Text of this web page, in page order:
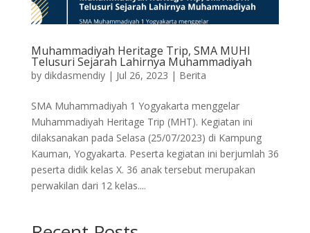
Muhammadiyah Heritage Trip, SMA MUHI
Telusuri Sejarah Lahirnya Muhammadiyah
by dikdasmendiy| Jul 26, 2023 | Berita
SMA Muhammadiyah 1 Yogyakarta menggelar
Muhammadiyah Heritage Trip (MHT). Kegiatan ini
dilaksanakan pada Selasa (25/07/2023) di Kampung
Kauman, Yogyakarta. Peserta kegiatan ini berjumlah 36
peserta didik kelas X. 36 anak tersebut merupakan
perwakilan dari 12 kelas....